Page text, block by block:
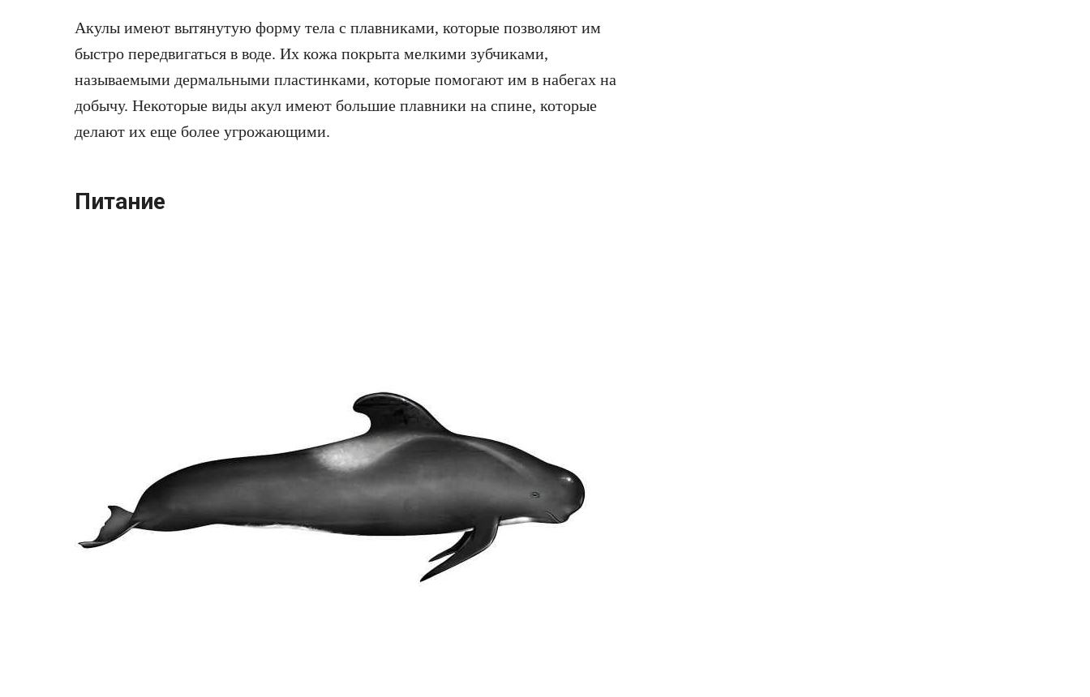
Акулы имеют вытянутую форму тела с плавниками, которые позволяют им
быстро передвигаться в воде. Их кожа покрыта мелкими зубчиками,
называемыми дермальными пластинками, которые помогают им в набегах на
добычу. Некоторые виды акул имеют большие плавники на спине, которые
делают их еще более угрожающими.
Питание